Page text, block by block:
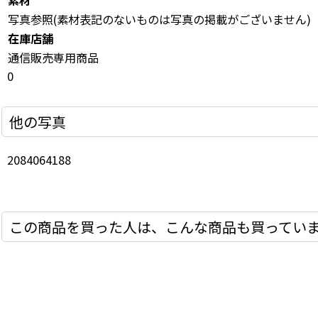
写真参照(素材表記のないものは写真の掲載がございません)
在庫店舗
通信販売専用商品
0
他の写真
2084064188
この商品を買った人は、こんな商品も買ってい